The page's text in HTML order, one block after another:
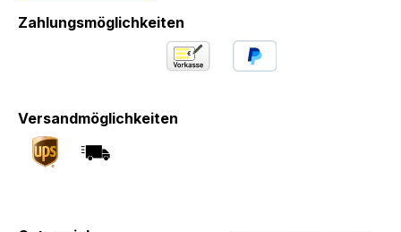
Zahlungsmöglichkeiten
Versandmöglichkeiten